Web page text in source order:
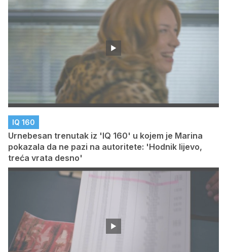
IQ 160
Urnebesan trenutak iz 'IQ 160' u kojem je Marina
pokazala da ne pazi na autoritete: 'Hodnik lijevo,
treća vrata desno'